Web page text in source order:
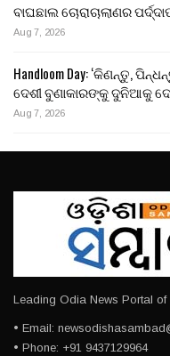
ବାଘଛାଲ ଚୋରାଚାଲାଣର
Aug 7, 2026
Handloom Day: ‘କିଣନ୍ତୁ,
ଦେଶୀ ବୁଣାକାରଙ୍କୁ ଦୁନିଆକୁ
Aug 7, 2026
Leading Odia News Portal of
• Email:
• Phone: +91 9437129964